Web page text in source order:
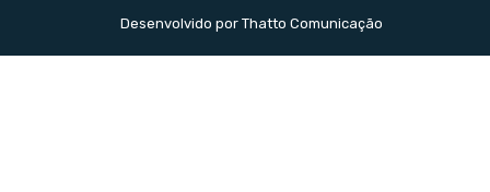
Desenvolvido por Thatto Comunicação